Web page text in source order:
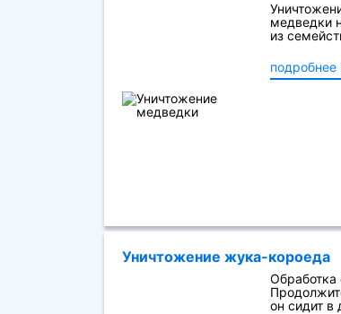
медведки
из
подробнее
Уничтожение жука-короеда
Обработка
он сидит в